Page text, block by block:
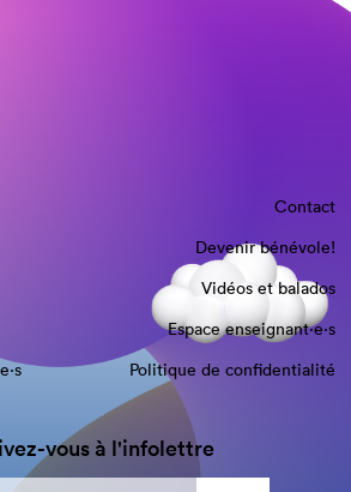
Contact
Devenir bénévole!
Vidéos et balados
Espace enseignant·e⋅s
Politique de confidentialité
vous à l'infolettre